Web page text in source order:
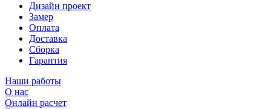
Дизайн проект
Замер
Оплата
Доставка
Сборка
Гарантия
Наши работы
О нас
Онлайн расчет